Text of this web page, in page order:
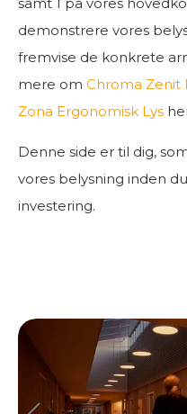
demonstrere vores
fremvise de konkrete
mere om Chroma Zenit
Zona Ergonomisk Lys
Denne side er til dig,
vores belysning inden
investering.